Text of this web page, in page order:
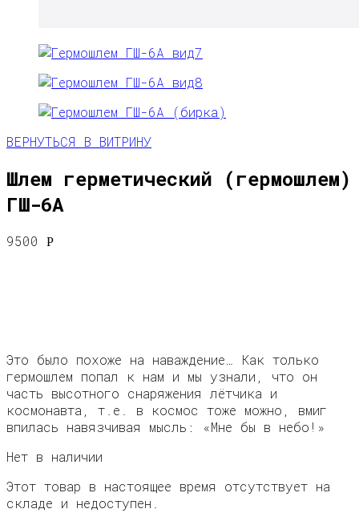
ВЕРНУТЬСЯ В ВИТРИНУ
Шлем герметический (гермошлем)
ГШ-6А
9500 Р
Это было похоже на наваждение… Как только
гермошлем попал к нам и мы узнали, что он
часть высотного снаряжения лётчика и
космонавта, т.е. в космос тоже можно, вмиг
впилась навязчивая мысль: «Мне бы в небо!»
Нет в наличии
Этот товар в настоящее время отсутствует на
складе и недоступен.